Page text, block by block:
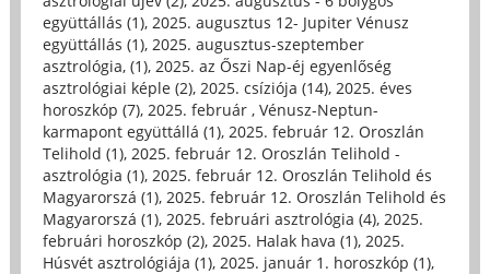
együttállás (1), 2025. augusztus 12- Jupiter Vénusz
együttállás (1), 2025. augusztus-szeptember
asztrológia, (1), 2025. az Őszi Nap-éj egyenlőség
asztrológiai képle (2), 2025. csíziója (14), 2025. éves
horoszkóp (7), 2025. február , Vénusz-Neptun-
karmapont együttállá (1), 2025. február 12. Oroszlán
Telihold (1), 2025. február 12. Oroszlán Telihold -
asztrológia (1), 2025. február 12. Oroszlán Telihold és
Magyarorszá (1), 2025. február 12. Oroszlán Telihold és
Magyarorszá (1), 2025. februári asztrológia (4), 2025.
februári horoszkóp (2), 2025. Halak hava (1), 2025.
Húsvét asztrológiája (1), 2025. január 1. horoszkóp (1),